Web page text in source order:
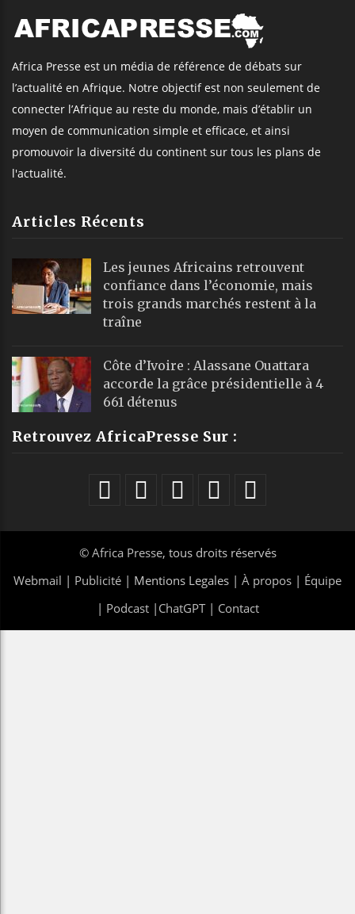
Africa Presse est un média de référence de débats sur
l’actualité en Afrique. Notre objectif est non seulement de
connecter l’Afrique au reste du monde, mais d’établir un
moyen de communication simple et efficace, et ainsi
promouvoir la diversité du continent sur tous les plans de
l'actualité.
Articles Récents
Les jeunes Africains retrouvent
confiance dans l’économie, mais
trois grands marchés restent à la
traîne
Côte d’Ivoire : Alassane Ouattara
accorde la grâce présidentielle à 4
661 détenus
Retrouvez AfricaPresse Sur :
© Africa Presse, tous droits réservés
Webmail | Publicité | Mentions Legales | À propos | Équipe
| Podcast| ChatGPT| Contact